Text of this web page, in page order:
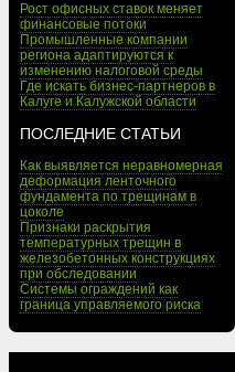
Рост офисных ставок меняет
финансовые потоки
Промышленные компании
региона адаптируются к
изменению налоговой среды
Где искать бизнес-партнеров в
Калуге и Калужской области
ПОСЛЕДНИЕ СТАТЬИ
Как выявляется неравномерная
деформация ленточного
фундамента по трещинам в
цоколе
Признаки раскрытия
температурных трещин в
железобетонных конструкциях
при обследовании
Системы ограждений как
граница управляемого риска